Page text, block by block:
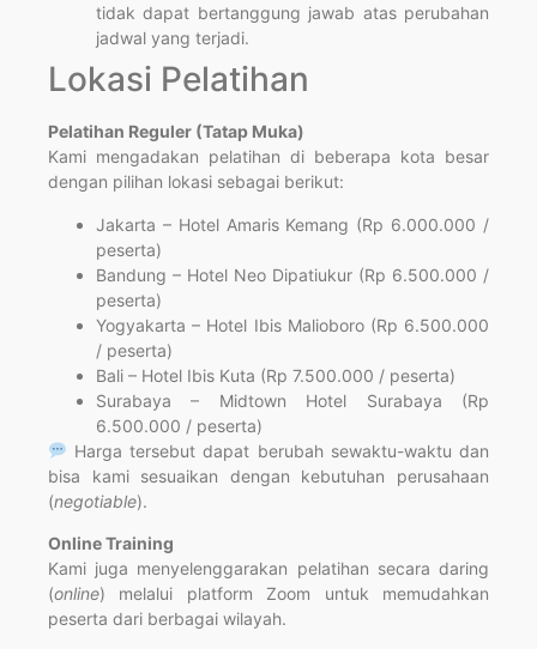
tidak dapat bertanggung jawab atas perubahan
jadwal yang terjadi.
Lokasi Pelatihan
Pelatihan Reguler (Tatap Muka)
Kami mengadakan pelatihan di beberapa kota besar
dengan pilihan lokasi sebagai berikut:
Jakarta – Hotel Amaris Kemang (Rp 6.000.000 /
peserta)
Bandung – Hotel Neo Dipatiukur (Rp 6.500.000 /
peserta)
Yogyakarta – Hotel Ibis Malioboro (Rp 6.500.000
/ peserta)
Bali – Hotel Ibis Kuta (Rp 7.500.000 / peserta)
Surabaya – Midtown Hotel Surabaya (Rp
6.500.000 / peserta)
Harga tersebut dapat berubah sewaktu-waktu dan
bisa kami sesuaikan dengan kebutuhan perusahaan
(negotiable).
Online Training
Kami juga menyelenggarakan pelatihan secara daring
(online) melalui platform Zoom untuk memudahkan
peserta dari berbagai wilayah.